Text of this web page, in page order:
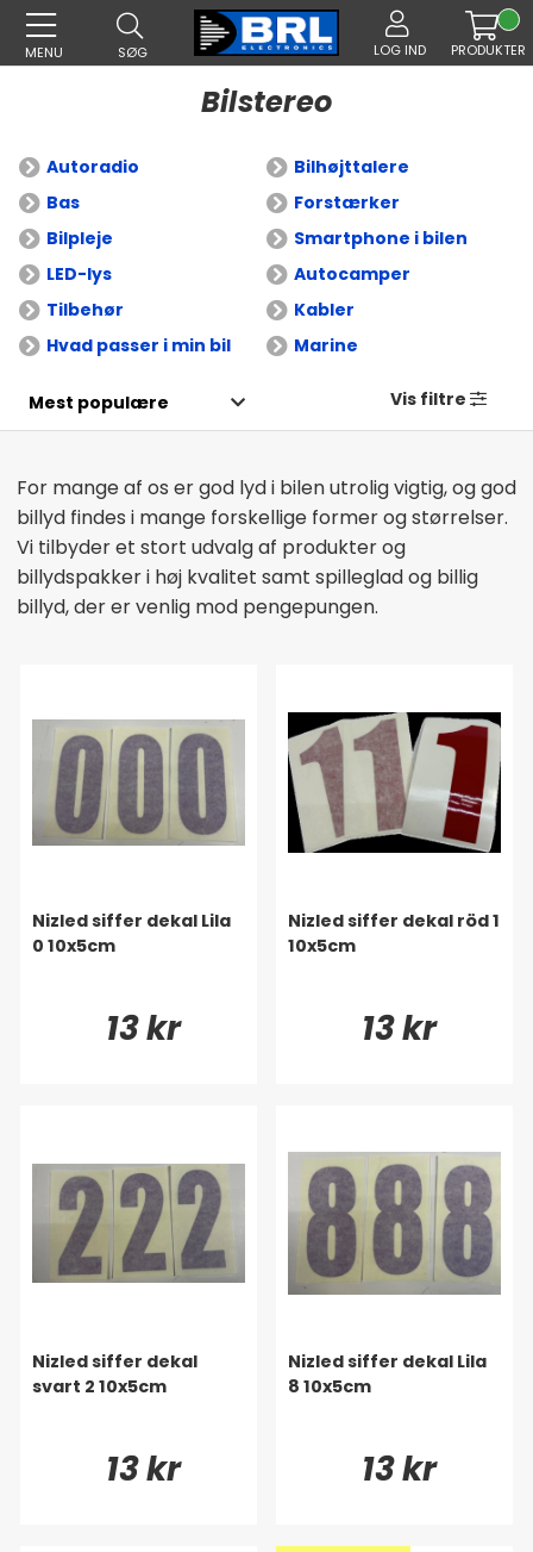
MENU SØG LOG IND PRODUKTER
Bilstereo
Autoradio
Bilhøjttalere
Bas
Forstærker
Bilpleje
Smartphone i bilen
LED-lys
Autocamper
Tilbehør
Kabler
Hvad passer i min bil
Marine
For mange af os er god lyd i bilen utrolig vigtig, og god
billyd findes i mange forskellige former og størrelser.
Vi tilbyder et stort udvalg af produkter og
billydspakker i høj kvalitet samt spilleglad og billig
billyd, der er venlig mod pengepungen.
Vis filtre
Nizled siffer dekal Lila
0 10x5cm
13 kr
Nizled siffer dekal röd 1
10x5cm
13 kr
Nizled siffer dekal
svart 2 10x5cm
13 kr
Nizled siffer dekal Lila
8 10x5cm
13 kr